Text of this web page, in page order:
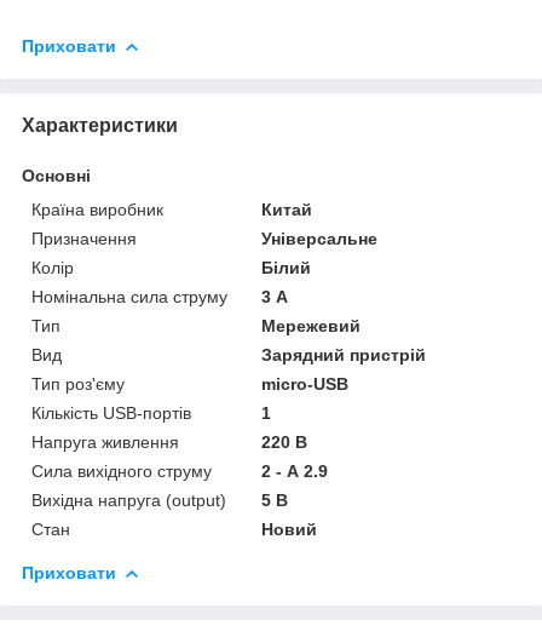
Приховати
Характеристики
Основні
Країна виробник
Китай
Призначення
Універсальне
Колір
Білий
Номінальна сила струму
3 А
Тип
Мережевий
Вид
Зарядний пристрій
Тип роз'єму
micro-USB
Кількість USB-портів
1
Напруга живлення
220 В
Сила вихідного струму
2 - А 2.9
Вихідна напруга (output)
5 В
Стан
Новий
Приховати